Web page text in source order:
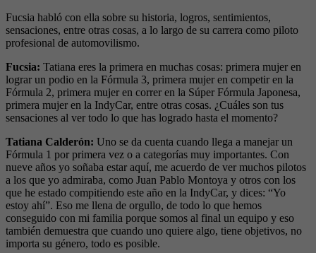
Fucsia habló con ella sobre su historia, logros, sentimientos,
sensaciones, entre otras cosas, a lo largo de su carrera como piloto
profesional de automovilismo.
Fucsia: Tatiana eres la primera en muchas cosas: primera mujer en
lograr un podio en la Fórmula 3, primera mujer en competir en la
Fórmula 2, primera mujer en correr en la Súper Fórmula Japonesa,
primera mujer en la IndyCar, entre otras cosas. ¿Cuáles son tus
sensaciones al ver todo lo que has logrado hasta el momento?
Tatiana Calderón: Uno se da cuenta cuando llega a manejar un
Fórmula 1 por primera vez o a categorías muy importantes. Con
nueve años yo soñaba estar aquí, me acuerdo de ver muchos pilotos
a los que yo admiraba, como Juan Pablo Montoya y otros con los
que he estado compitiendo este año en la IndyCar, y dices: “Yo
estoy ahí”. Eso me llena de orgullo, de todo lo que hemos
conseguido con mi familia porque somos al final un equipo y eso
también demuestra que cuando uno quiere algo, tiene objetivos, no
importa su género, todo es posible.